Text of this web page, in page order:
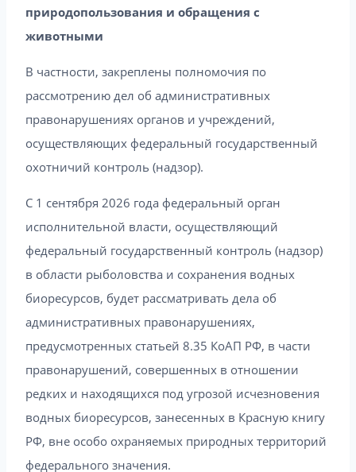
природопользования и обращения с
животными
В частности, закреплены полномочия по
рассмотрению дел об административных
правонарушениях органов и учреждений,
осуществляющих федеральный государственный
охотничий контроль (надзор).
С 1 сентября 2026 года федеральный орган
исполнительной власти, осуществляющий
федеральный государственный контроль (надзор)
в области рыболовства и сохранения водных
биоресурсов, будет рассматривать дела об
административных правонарушениях,
предусмотренных статьей 8.35 КоАП РФ, в части
правонарушений, совершенных в отношении
редких и находящихся под угрозой исчезновения
водных биоресурсов, занесенных в Красную книгу
РФ, вне особо охраняемых природных территорий
федерального значения.